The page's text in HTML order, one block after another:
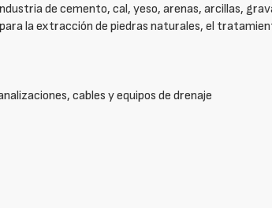
de cemento, cal, yeso, arenas, arcillas,
la extracción de piedras naturales, el
cables y equipos de drenaje